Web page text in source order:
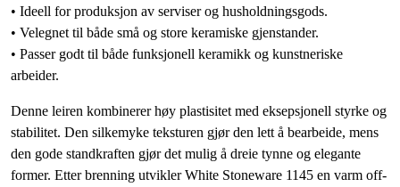
• Ideell for produksjon av serviser og husholdningsgods.
• Velegnet til både små og store keramiske gjenstander.
• Passer godt til både funksjonell keramikk og kunstneriske
arbeider.
Denne leiren kombinerer høy plastisitet med eksepsjonell styrke og
stabilitet. Den silkemyke teksturen gjør den lett å bearbeide, mens
den gode standkraften gjør det mulig å dreie tynne og elegante
former. Etter brenning utvikler White Stoneware 1145 en varm off-